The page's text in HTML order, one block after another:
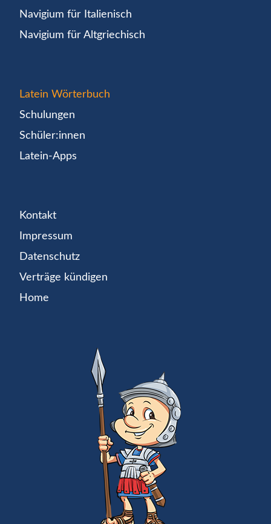
Navigium für Italienisch
Navigium für Altgriechisch
Latein Wörterbuch
Schulungen
Schüler:innen
Latein-Apps
Kontakt
Impressum
Datenschutz
Verträge kündigen
Home